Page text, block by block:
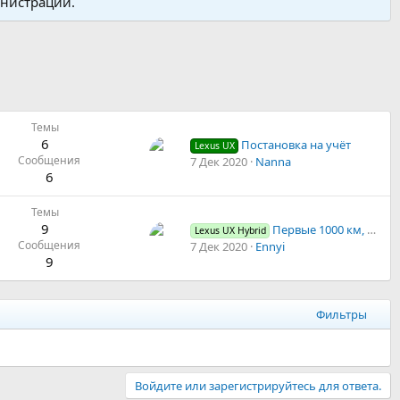
Темы
6
Сообщения
6
Lexus UX Постановка на учёт
7 Дек 2020 Nanna
Темы
9
Сообщения
9
Lexus UX Hybrid Первые 1000 км, впечатления
7 Дек 2020 Ennyi
Фильтры
Войдите или зарегистрируйтесь для ответа.